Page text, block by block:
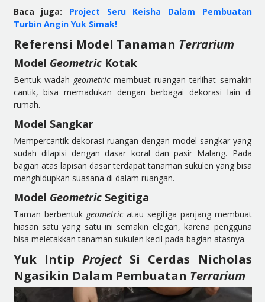
Baca juga: Project Seru Keisha Dalam Pembuatan
Turbin Angin Yuk Simak!
Referensi Model Tanaman Terrarium
Model GeometricKotak
Bentuk wadah geometricmembuat ruangan terlihat semakin
cantik, bisa memadukan dengan berbagai dekorasi lain di
rumah.
Model Sangkar
Mempercantik dekorasi ruangan dengan model sangkar yang
sudah dilapisi dengan dasar koral dan pasir Malang. Pada
bagian atas lapisan dasar terdapat tanaman sukulen yang bisa
menghidupkan suasana di dalam ruangan.
Model Geometric Segitiga
Taman berbentuk geometricatau segitiga panjang membuat
hiasan satu yang satu ini semakin elegan, karena pengguna
bisa meletakkan tanaman sukulen kecil pada bagian atasnya.
Yuk Intip Project Si Cerdas Nicholas
Ngasikin Dalam Pembuatan Terrarium